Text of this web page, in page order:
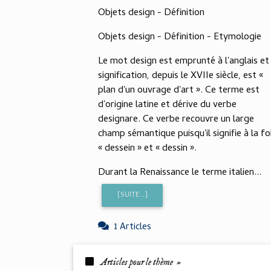
Objets design - Définition
Objets design - Définition - Etymologie
Le mot design est emprunté à l'anglais
signification, depuis le XVIIe siècle, est «
plan d'un ouvrage d'art ». Ce terme est
d'origine latine et dérive du verbe
designare. Ce verbe recouvre un large
champ sémantique puisqu'il signifie à la
« dessein » et « dessin ».
Durant la Renaissance le terme italien...
[SUITE...]
1 Articles
Articles pour le thème »